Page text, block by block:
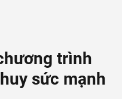
Dinh thành sản phẩm
để tăng trưởng
trình
sức mạnh